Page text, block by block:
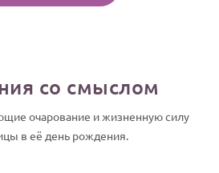
со смыслом
очарование и жизненную силу
в её день рождения.